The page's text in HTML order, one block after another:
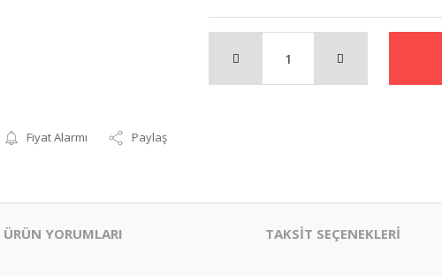
Fiyat Alarmı Paylaş
ÜRÜN YORUMLARI TAKSİT SEÇENEKLERİ